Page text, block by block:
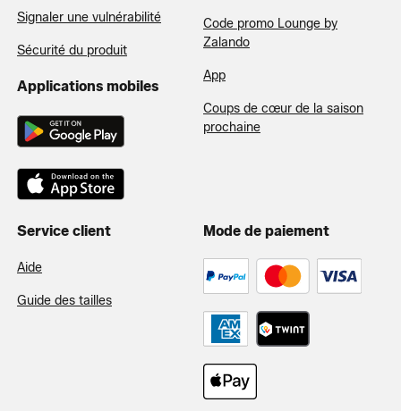
Signaler une vulnérabilité
Sécurité du produit
Applications mobiles
Code promo Lounge by
Zalando
App
Coups de cœur de la saison
prochaine
Service client
Aide
Guide des tailles
Mode de paiement